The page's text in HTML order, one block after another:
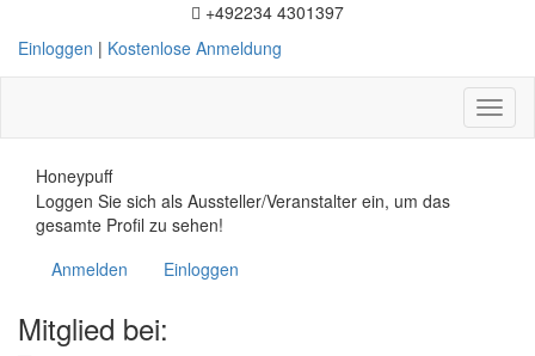
+492234 4301397
Einloggen | Kostenlose Anmeldung
Honeypuff
Loggen Sie sich als Aussteller/Veranstalter ein, um das
gesamte Profil zu sehen!
Anmelden
Einloggen
Mitglied bei: